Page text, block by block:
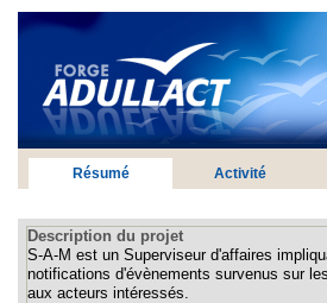
Résumé Activité
Description du projet
S-A-M est un Superviseur d'affaires
notifications d'évènements survenus sur
aux acteurs intéressés.